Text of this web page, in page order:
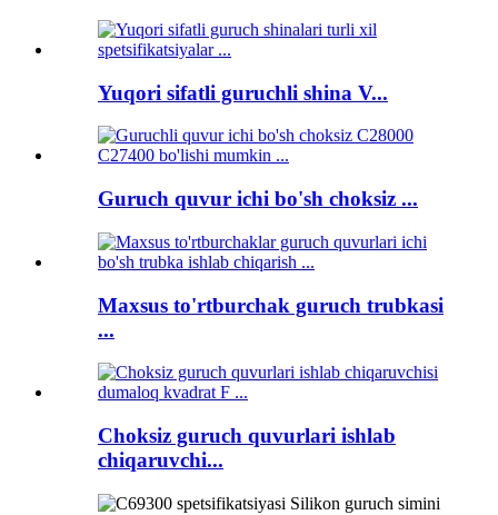
Yuqori sifatli guruchli shina V...
Guruch quvur ichi bo'sh choksiz ...
Maxsus to'rtburchak guruch trubkasi
...
Choksiz guruch quvurlari ishlab
chiqaruvchi...